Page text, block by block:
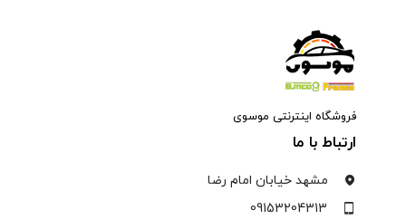
فروشگاه اینترنتی موسوی
ارتباط با ما
مشهد خیابان امام رضا
09153204313